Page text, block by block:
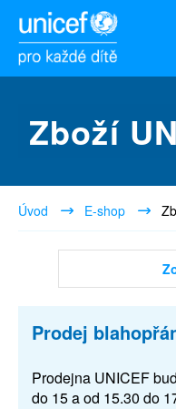
Zboží
Úvod E-shop
Prodej
Prodejna UNICEF
do 15 a od 15.30 do